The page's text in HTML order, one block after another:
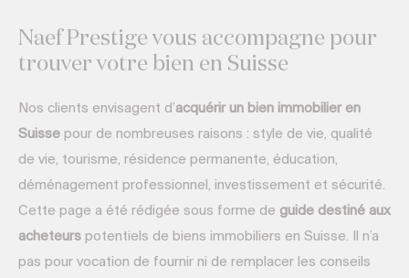
Naef Prestige vous accompagne pour
trouver votre bien en Suisse
Nos clients envisagent d’acquérir un bien immobilier en
Suisse pour de nombreuses raisons : style de vie, qualité
de vie, tourisme, résidence permanente, éducation,
déménagement professionnel, investissement et sécurité.
Cette page a été rédigée sous forme de guide destiné aux
acheteurs potentiels de biens immobiliers en Suisse. Il n’a
pas pour vocation de fournir ni de remplacer les conseils